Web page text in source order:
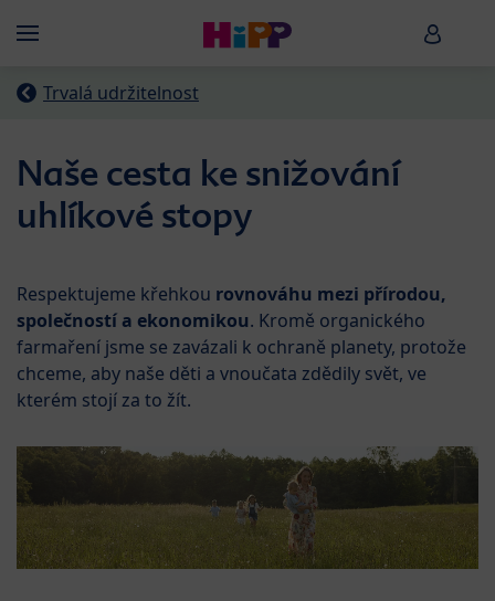
Menü HiPP
Trvalá udržitelnost
Naše cesta ke snižování
uhlíkové stopy
Respektujeme křehkou rovnováhu mezi přírodou,
společností a ekonomikou. Kromě organického
farmaření jsme se zavázali k ochraně planety, protože
chceme, aby naše děti a vnoučata zdědily svět, ve
kterém stojí za to žít.